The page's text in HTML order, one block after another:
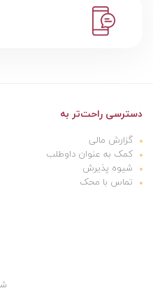
دسترسی راحت‌تر به
گزارش مالی
کمک به عنوان داوطلب
شیوه پذیرش
تماس با محک